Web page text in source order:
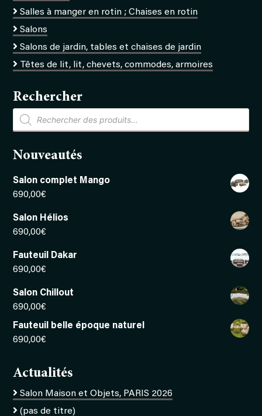
Salles à manger en rotin ; Chaises en rotin
Salons
Salons de jardin, tables et chaises de jardin
Têtes de lit, lit, chevets, commodes, armoires
Rechercher
Recherche
de
produits
Nouveautés
Salon complet Mango
690,00€
Salon Hélios
690,00€
Fauteuil Dakar
690,00€
Salon Chillout
690,00€
Fauteuil belle époque naturel
690,00€
Actualités
Salon Maison et Objets, PARIS 2026
(pas de titre)